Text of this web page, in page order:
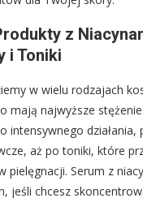
z
i Toniki
w wielu rodzajach
mają najwyższe stężenie
intensywnego działania,
aż po toniki, które
pielęgnacji. Serum z
jeśli chcesz